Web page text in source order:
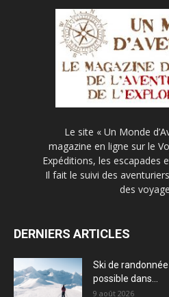
Le site « Un Monde
magazine en ligne sur le
Expéditions, les escapades
Il fait le suivi des
des
DERNIERS ARTICLES
Ski de
possible dans...
9 août 2026